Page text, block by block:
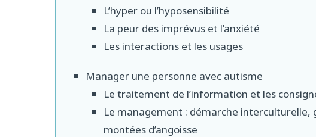
L’hyper ou l’hyposensibilité
La peur des imprévus et l’anxiété
Les interactions et les usages
Manager une personne avec autisme
Le traitement de l’information et les
Le management : démarche
montées d’angoisse